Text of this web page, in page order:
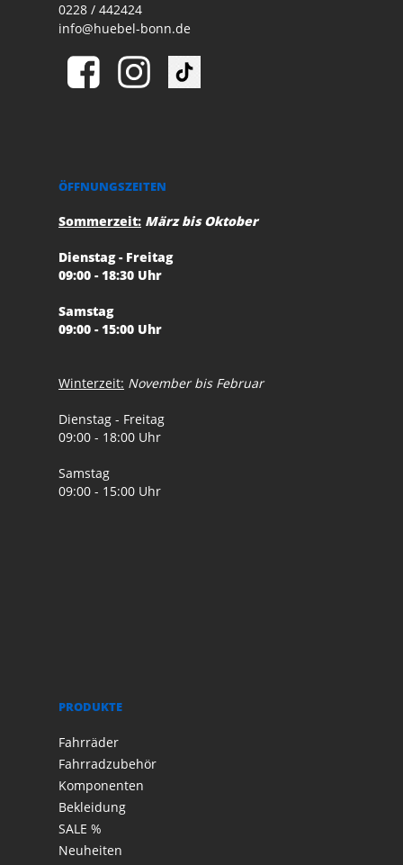
0228 / 442424
info@huebel-bonn.de
ÖFFNUNGSZEITEN
Sommerzeit: März bis Oktober
Dienstag - Freitag
09:00 - 18:30 Uhr
Samstag
09:00 - 15:00 Uhr
Winterzeit: November bis Februar
Dienstag - Freitag
09:00 - 18:00 Uhr
Samstag
09:00 - 15:00 Uhr
PRODUKTE
Fahrräder
Fahrradzubehör
Komponenten
Bekleidung
SALE %
Neuheiten